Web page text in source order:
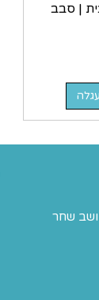
| סבב
הקטיף 40, מושב שחר